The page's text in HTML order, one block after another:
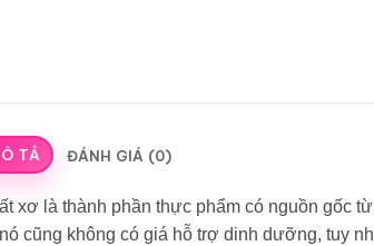
TẢ ĐÁNH GIÁ (0)
xơ là thành phần thực phẩm có nguồn gốc
cũng không có giá hỗ trợ dinh dưỡng, tuy